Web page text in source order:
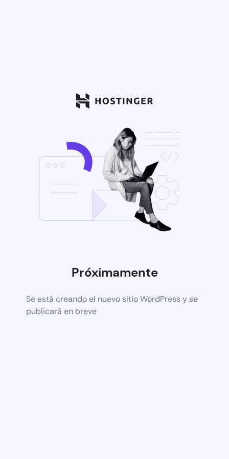
Próximamente
Se está creando el nuevo sitio WordPress y se
publicará en breve